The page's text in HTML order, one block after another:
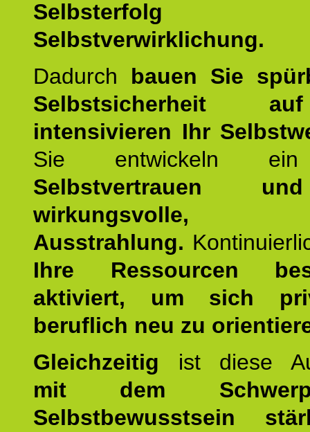
Selbstverwirklichung.
Dadurch bauen Sie
Selbstsicherheit
intensivieren Ihr
Sie entwickeln ein
Selbstvertrauen
wirkungsvolle,
Ausstrahlung.
Ihre Ressourcen
aktiviert, um sich
beruflich neu zu
Gleichzeitig ist diese
mit dem
Selbstbewusstsein